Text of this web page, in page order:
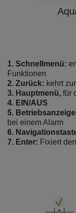
1. Schnellmenü:
Funktionen
2. Zurück: kehrt
3. Hauptmenü, für
4. EIN/AUS
5.
bei einem Alarm
6.
7. Enter: Fixiert